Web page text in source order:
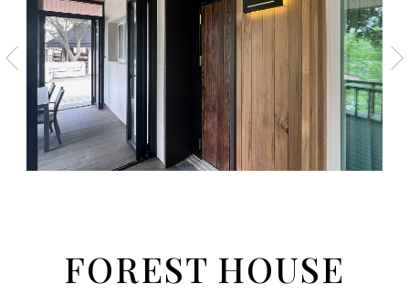
이전
슬라이드
FOREST HOUSE